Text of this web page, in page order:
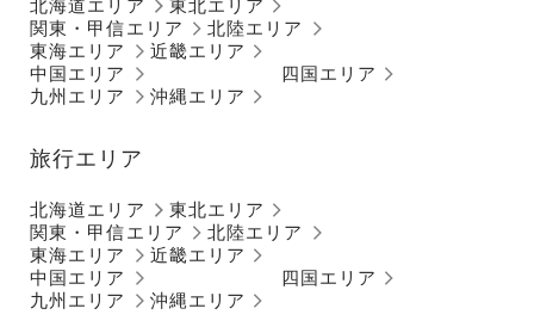
北海道エリア
東北エリア
関東・甲信エリア
北陸エリア
東海エリア
近畿エリア
中国エリア
四国エリア
九州エリア
沖縄エリア
旅行エリア
北海道エリア
東北エリア
関東・甲信エリア
北陸エリア
東海エリア
近畿エリア
中国エリア
四国エリア
九州エリア
沖縄エリア